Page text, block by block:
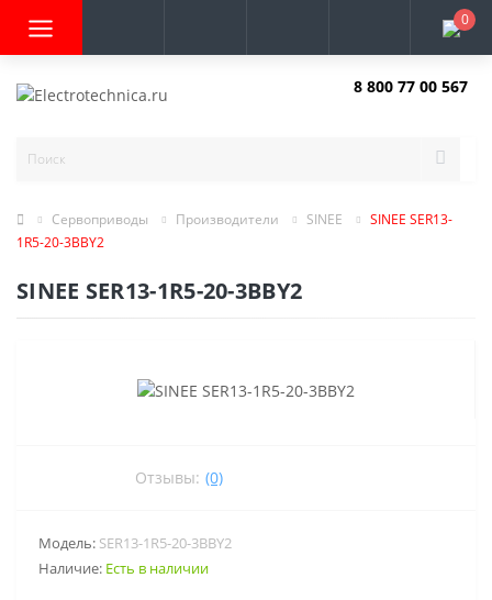
0
8 800 77 00 567
Сервоприводы Производители SINEE
SINEE SER13-
1R5-20-3BBY2
SINEE SER13-1R5-20-3BBY2
Отзывы: (0)
Модель: SER13-1R5-20-3BBY2
Наличие: Есть в наличии